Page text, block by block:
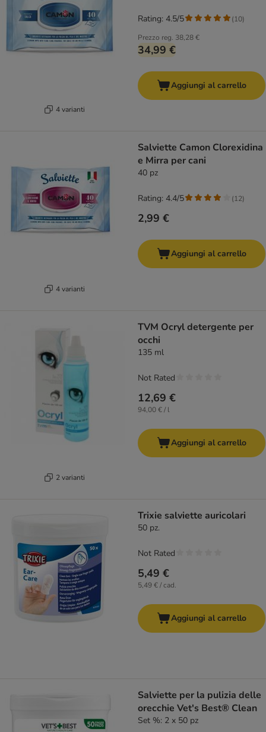
4 varianti
Prezzo reg. 38,28 €
34,99 €
Rating: 4.5/5 (10)
Aggiungi al carrello
4 varianti
Salviette Camon Clorexidina
e Mirra per cani
40 pz
2,99 €
Rating: 4.4/5 (12)
Aggiungi al carrello
2 varianti
TVM Ocryl detergente per
occhi
135 ml
12,69 €
94,00 € / l
Not Rated
Aggiungi al carrello
Trixie salviette auricolari
50 pz.
5,49 €
5,49 € / cad.
Not Rated
Aggiungi al carrello
Salviette per la pulizia delle
orecchie Vet's Best® Clean
Set %: 2 x 50 pz